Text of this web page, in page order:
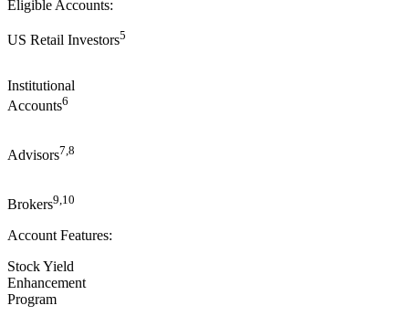
Eligible Accounts:
US Retail Investors5
Institutional
Accounts6
Advisors7,8
Brokers9,10
Account Features:
Stock Yield
Enhancement
Program